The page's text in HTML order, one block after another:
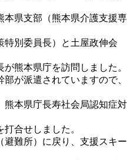
県支部（熊本県介護支援専
別委員長）と土屋政伸会
熊本県庁を訪問しました。
が派遣されていますので、
本県庁長寿社会局認知症対
合せしました。
難所）に戻り、支援スキー